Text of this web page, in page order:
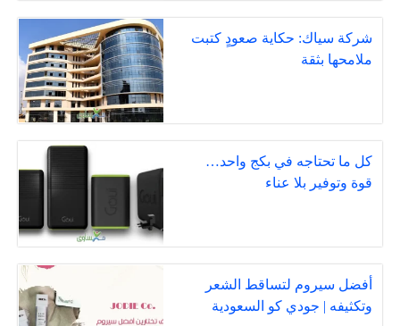
شركة سياك: حكاية صعودٍ كتبت
ملامحها بثقة
كل ما تحتاجه في بكج واحد…
قوة وتوفير بلا عناء
أفضل سيروم لتساقط الشعر
وتكثيفه | جودي كو السعودية